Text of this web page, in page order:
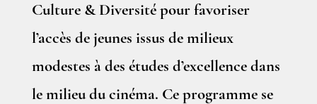
Culture & Diversité pour favoriser
l’accès de jeunes issus de milieux
modestes à des études d’excellence dans
le milieu du cinéma. Ce programme se